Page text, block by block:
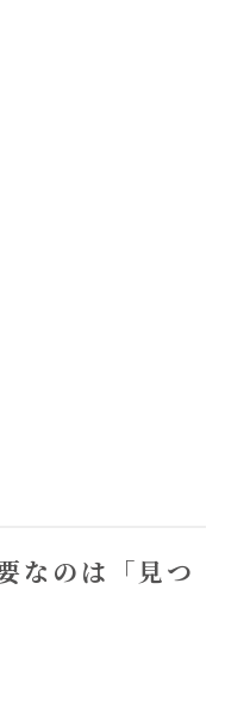
なのは「見つ